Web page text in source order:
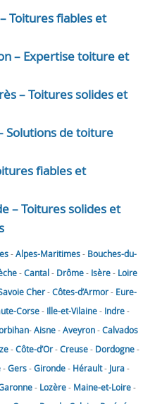
Toitures fiables et
– Expertise toiture et
– Toitures solides et
Solutions de toiture
fiables et
– Toitures solides et
-Alpes-Maritimes- Bouches-du-
-Cantal- Drôme- Isère- Loire
Cher-Côtes-d’Armor- Eure-
Corse- Ille-et-Vilaine- Indre-
-Aisne-Aveyron-Calvados
-Côte-d’Or-Creuse- Dordogne-
-Gers-Gironde- Hérault- Jura-
- Lozère- Maine-et-Loire-